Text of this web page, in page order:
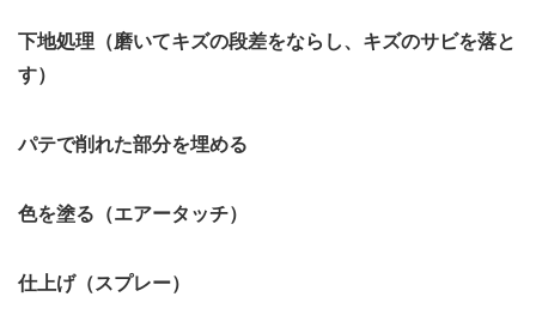
下地処理（磨いてキズの段差をならし、キズのサビを落と
す）
パテで削れた部分を埋める
色を塗る（エアータッチ）
仕上げ（スプレー）